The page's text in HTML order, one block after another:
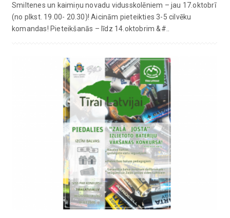
Smiltenes un kaimiņu novadu vidusskolēniem – jau 17.oktobrī
(no plkst. 19.00- 20.30)! Aicinām pieteikties 3-5 cilvēku
komandas! Pieteikšanās – līdz 14.oktobrim &#..